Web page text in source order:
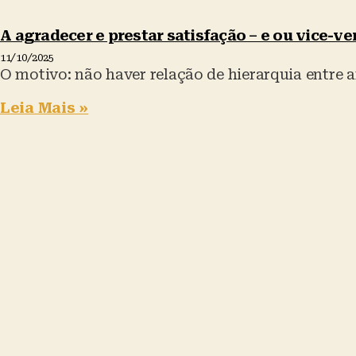
y
o
k
p
A agradecer e prestar satisfação – e ou vice-
11/10/2025
O motivo: não haver relação de hierarquia entre
Leia Mais »